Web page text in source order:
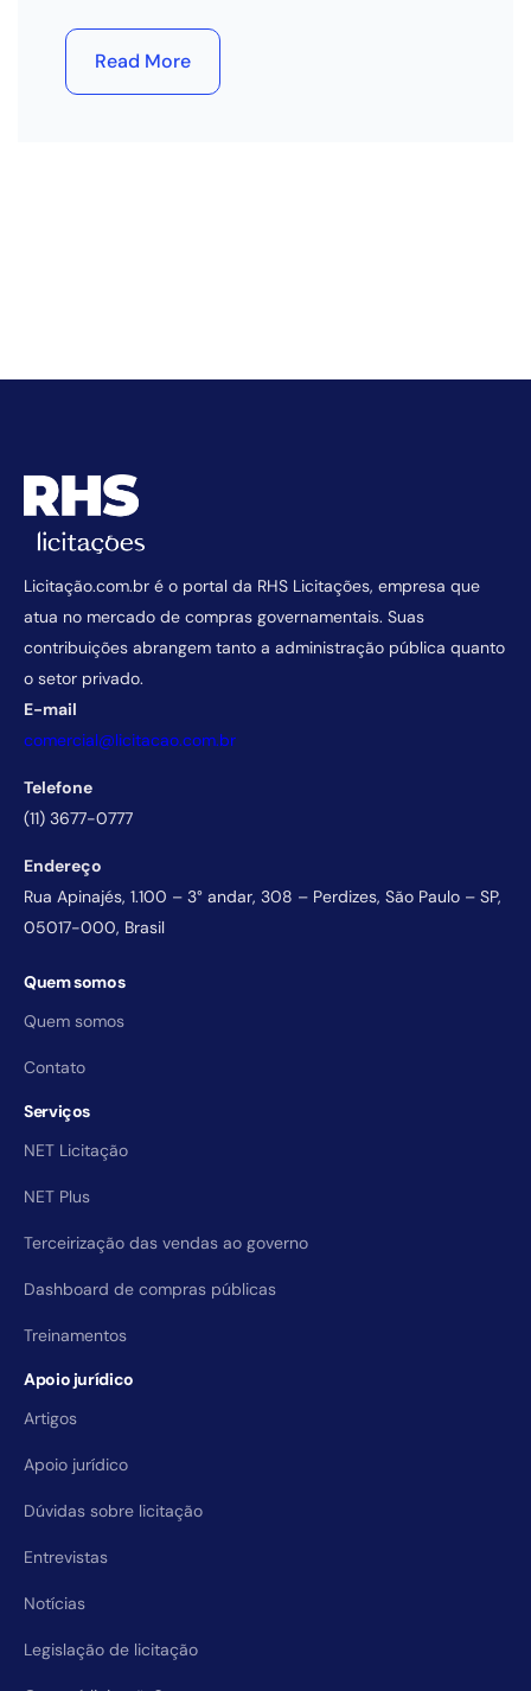
Read More
Licitação.com.br é o portal da RHS Licitações, empresa que
atua no mercado de compras governamentais. Suas
contribuições abrangem tanto a administração pública quanto
o setor privado.
E-mail
comercial@licitacao.com.br
Telefone
(11) 3677-0777
Endereço
Rua Apinajés, 1.100 – 3° andar, 308 – Perdizes, São Paulo – SP,
05017-000, Brasil
Quem somos
Quem somos
Contato
Serviços
NET Licitação
NET Plus
Terceirização das vendas ao governo
Dashboard de compras públicas
Treinamentos
Apoio jurídico
Artigos
Apoio jurídico
Dúvidas sobre licitação
Entrevistas
Notícias
Legislação de licitação